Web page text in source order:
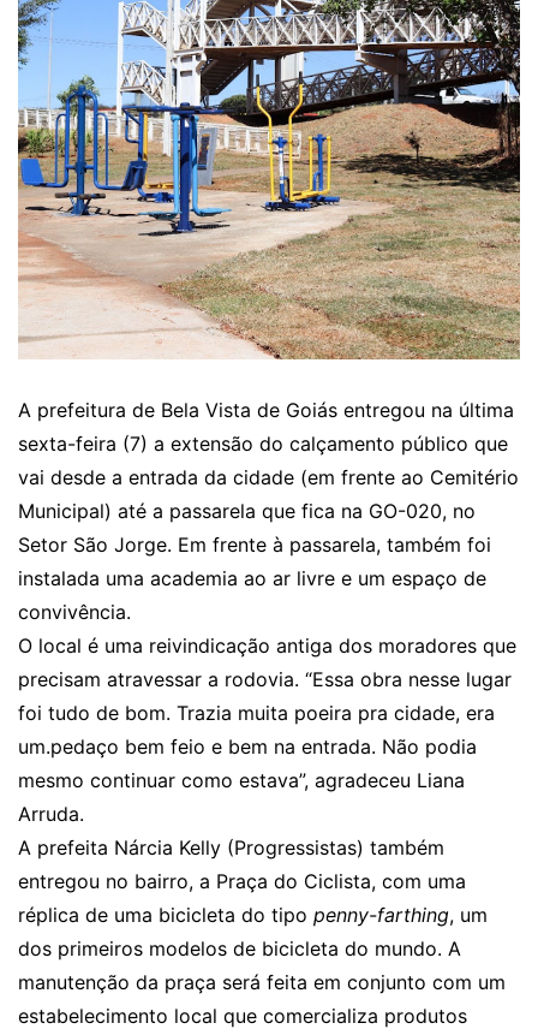
A prefeitura de Bela Vista de Goiás entregou na última
sexta-feira (7) a extensão do calçamento público que
vai desde a entrada da cidade (em frente ao Cemitério
Municipal) até a passarela que fica na GO-020, no
Setor São Jorge. Em frente à passarela, também foi
instalada uma academia ao ar livre e um espaço de
convivência.
O local é uma reivindicação antiga dos moradores que
precisam atravessar a rodovia. “Essa obra nesse lugar
foi tudo de bom. Trazia muita poeira pra cidade, era
um.pedaço bem feio e bem na entrada. Não podia
mesmo continuar como estava”, agradeceu Liana
Arruda.
A prefeita Nárcia Kelly (Progressistas) também
entregou no bairro, a Praça do Ciclista, com uma
réplica de uma bicicleta do tipo penny-farthing, um
dos primeiros modelos de bicicleta do mundo. A
manutenção da praça será feita em conjunto com um
estabelecimento local que comercializa produtos